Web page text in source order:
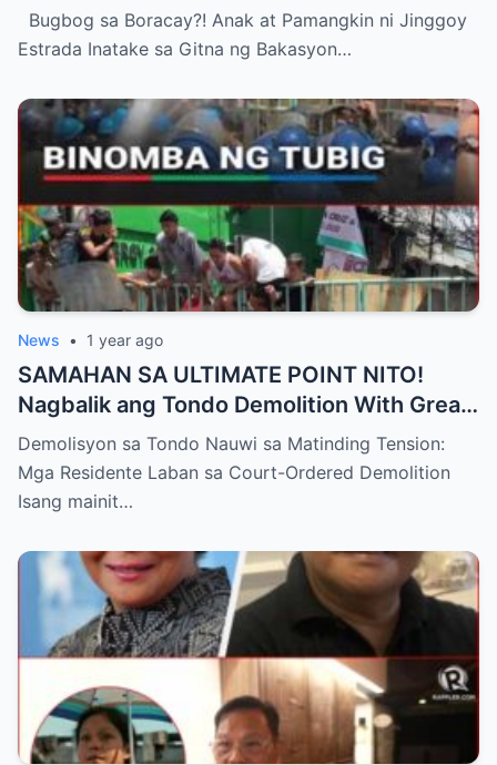
Bugbog sa Boracay?! Anak at Pamangkin ni Jinggoy
Estrada Inatake sa Gitna ng Bakasyon…
News • 1 year ago
SAMAHAN SA ULTIMATE POINT NITO!
Nagbalik ang Tondo Demolition With Great
Tension: Residente Protest Court
Demolition Order
Demolisyon sa Tondo Nauwi sa Matinding Tension:
Mga Residente Laban sa Court-Ordered Demolition
Isang mainit…